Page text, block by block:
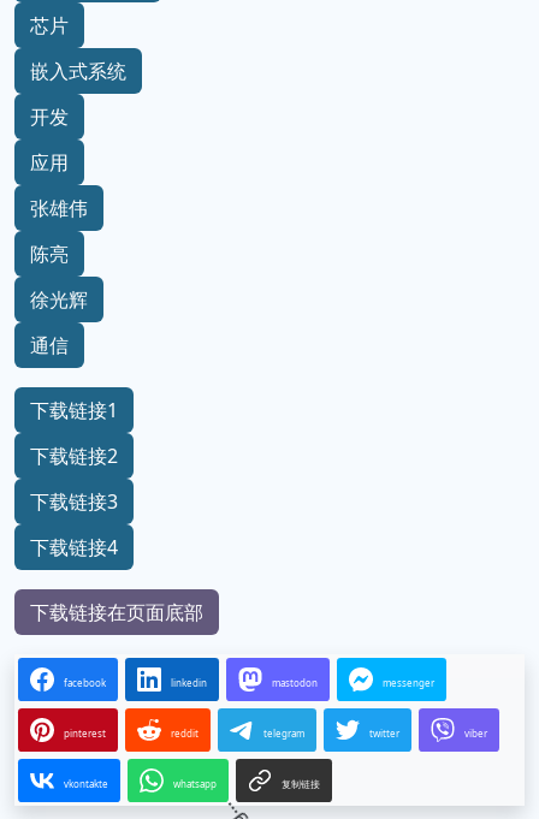
芯片
嵌入式系统
开发
应用
张雄伟
陈亮
徐光辉
通信
下载链接1
下载链接2
下载链接3
下载链接4
下载链接在页面底部
facebook linkedin mastodon messenger
pinterest reddit telegram twitter viber
vkontakte whatsapp 复制链接